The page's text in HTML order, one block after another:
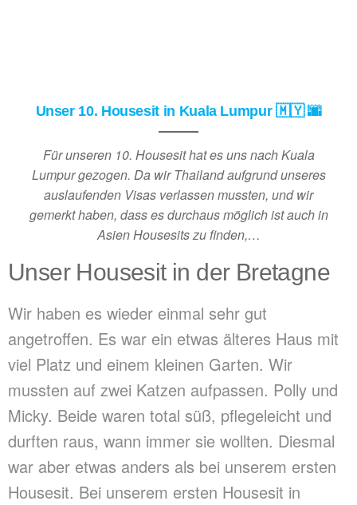
Unser 10. Housesit in Kuala Lumpur 🇲🇾 🌆
Für unseren 10. Housesit hat es uns nach Kuala
Lumpur gezogen. Da wir Thailand aufgrund unseres
auslaufenden Visas verlassen mussten, und wir
gemerkt haben, dass es durchaus möglich ist auch in
Asien Housesits zu finden,…
Unser Housesit in der Bretagne
Wir haben es wieder einmal sehr gut
angetroffen. Es war ein etwas älteres Haus mit
viel Platz und einem kleinen Garten. Wir
mussten auf zwei Katzen aufpassen. Polly und
Micky. Beide waren total süß, pflegeleicht und
durften raus, wann immer sie wollten. Diesmal
war aber etwas anders als bei unserem ersten
Housesit. Bei unserem ersten Housesit in